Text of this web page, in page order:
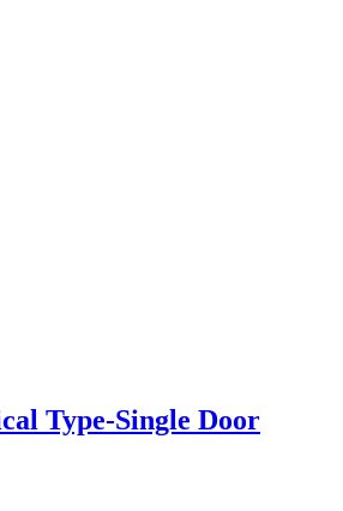
Type-Single Door